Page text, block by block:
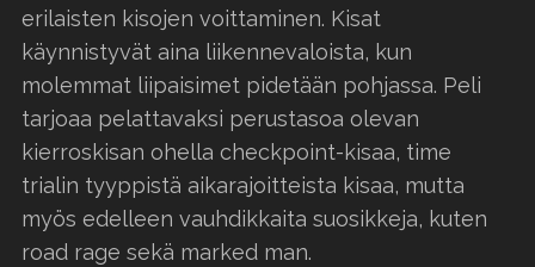
erilaisten kisojen voittaminen. Kisat
käynnistyvät aina liikennevaloista, kun
molemmat liipaisimet pidetään pohjassa. Peli
tarjoaa pelattavaksi perustasoa olevan
kierroskisan ohella checkpoint-kisaa, time
trialin tyyppistä aikarajoitteista kisaa, mutta
myös edelleen vauhdikkaita suosikkeja, kuten
road rage sekä marked man.